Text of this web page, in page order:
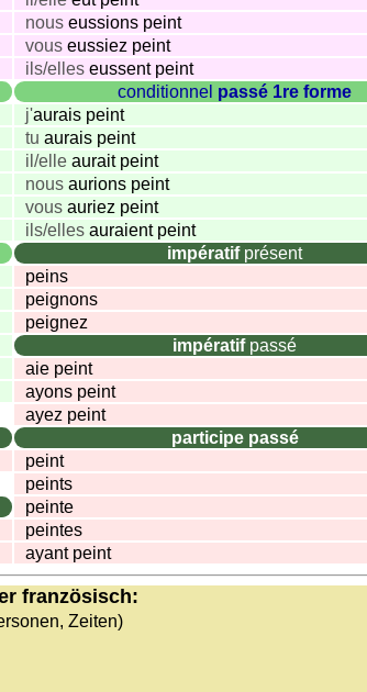
nous eussions peint
vous eussiez peint
ils/elles eussent peint
conditionnel passé 1re forme
j'aurais peint
tu aurais peint
il/elle aurait peint
nous aurions peint
vous auriez peint
ils/elles auraient peint
impératifprésent
peins
peignons
peignez
impératifpassé
aie peint
ayons peint
ayez peint
participe passé
peint
peints
peinte
peintes
ayant peint
französisch:
Zeiten)